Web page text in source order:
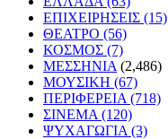
ΕΠΙΧΕΙΡΗΣΕΙΣ (15)
ΘΕΑΤΡΟ (56)
ΚΟΣΜΟΣ (7)
ΜΕΣΣΗΝΙΑ (2,486)
ΜΟΥΣΙΚΗ (67)
ΠΕΡΙΦΕΡΕΙΑ (718)
ΣΙΝΕΜΑ (120)
ΨΥΧΑΓΩΓΙΑ (3)